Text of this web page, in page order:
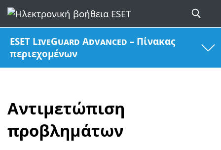
ESET LiveGuard Advanced – Πίνακας
περιεχομένων
Αντιμετώπιση
προβλημάτων